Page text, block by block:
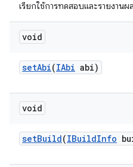
เรียกใช้การทดสอบและรายงาน
void
setAbi(IAbi abi)
void
setBuild(IBuildInfo